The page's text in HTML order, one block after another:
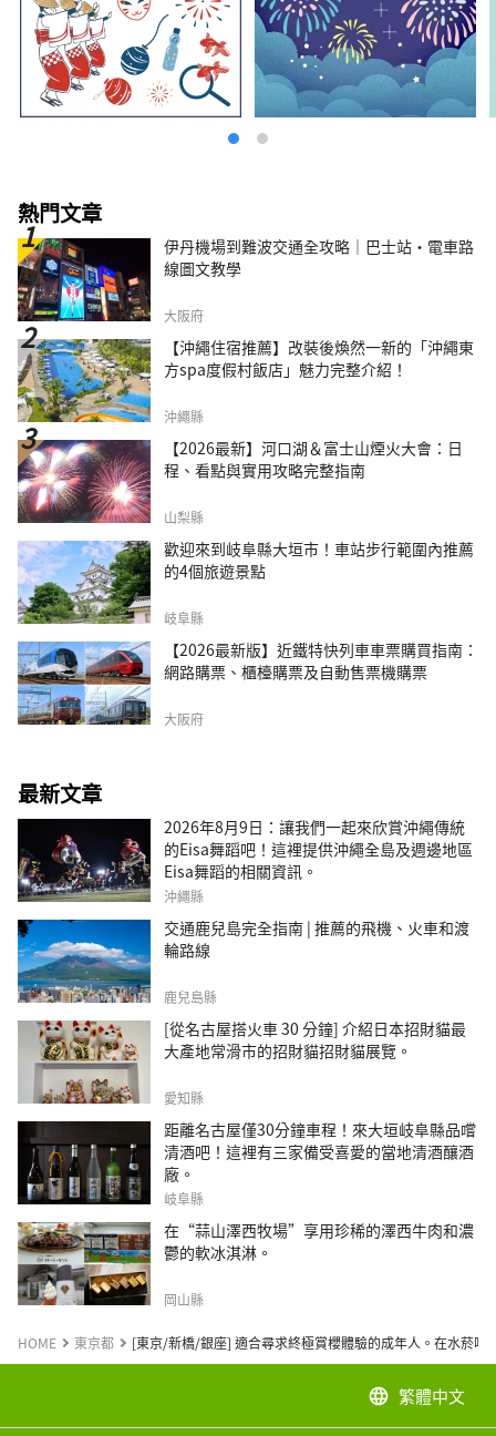
熱門文章
伊丹機場到難波交通全攻略｜巴士站・電車路
線圖文教學
大阪府
【沖繩住宿推薦】改裝後煥然一新的「沖繩東
方spa度假村飯店」魅力完整介紹！
沖繩縣
【2026最新】河口湖＆富士山煙火大會：日
程、看點與實用攻略完整指南
山梨縣
歡迎來到岐阜縣大垣市！車站步行範圍內推薦
的4個旅遊景點
岐阜縣
【2026最新版】近鐵特快列車車票購買指南：
網路購票、櫃檯購票及自動售票機購票
大阪府
最新文章
2026年8月9日：讓我們一起來欣賞沖繩傳統
的Eisa舞蹈吧！這裡提供沖繩全島及週邊地區
Eisa舞蹈的相關資訊。
沖繩縣
交通鹿兒島完全指南 | 推薦的飛機、火車和渡
輪路線
鹿兒島縣
[從名古屋搭火車 30 分鐘] 介紹日本招財貓最
大產地常滑市的招財貓招財貓展覽。
愛知縣
距離名古屋僅30分鐘車程！來大垣岐阜縣品嚐
清酒吧！這裡有三家備受喜愛的當地清酒釀酒
廠。
岐阜縣
在“蒜山澤西牧場”享用珍稀的澤西牛肉和濃
鬱的軟冰淇淋。
岡山縣
HOME 東京都 [東京/新橋/銀座] 適合尋求終極賞櫻體驗的成年人。在水菸吧
language 繁體中文